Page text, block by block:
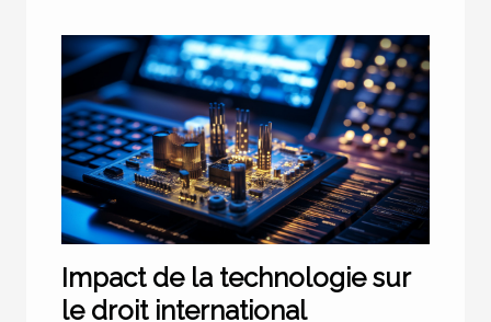
Impact de la technologie sur
le droit international